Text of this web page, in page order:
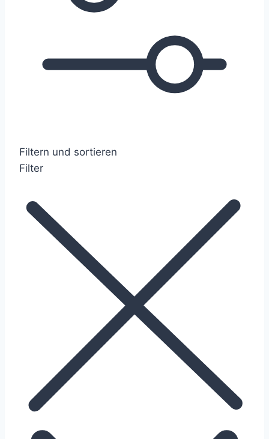
Filtern und sortieren
Filter